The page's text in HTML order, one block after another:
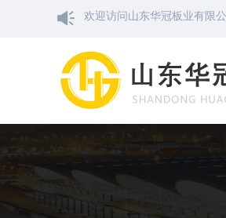
欢迎访问山东华冠板业有限公